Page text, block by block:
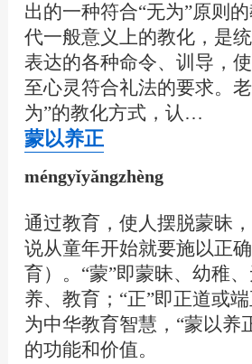
出的一种符合“无为”原则
代一般意义上的教化，是
表达的各种命令、训导，
至心灵符合礼法的要求。
为”的教化方式，认…
蒙以养正
méngyǐyǎngzhèng
通过教育，使人摆脱蒙昧
说从童年开始就要施以正
育）。“蒙”即蒙昧、幼稚
养、教育；“正”即正道或
为中华教育智慧，“蒙以养
的功能和价值。